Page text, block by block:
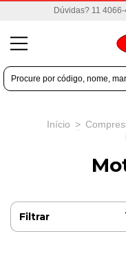
Dúvidas? 11
Início >
Filtrar